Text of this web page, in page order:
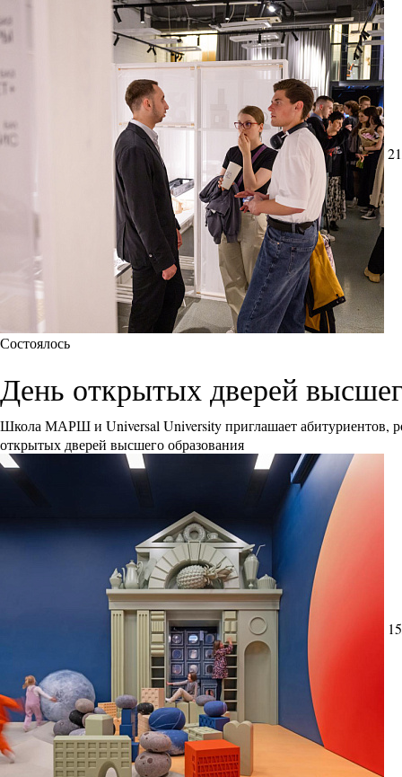
Состоялось
День открытых дверей
Школа МАРШ и Universal University приглашает абитуриентов,
открытых дверей высшего образования